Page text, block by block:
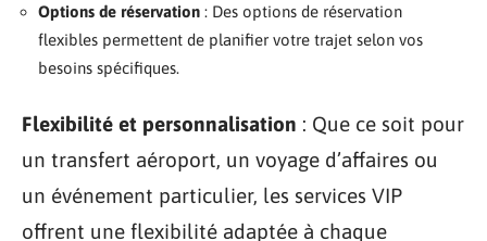
Options de réservation : Des options de réservation
flexibles permettent de planifier votre trajet selon vos
besoins spécifiques.
Flexibilité et personnalisation : Que ce soit pour
un transfert aéroport, un voyage d’affaires ou
un événement particulier, les services VIP
offrent une flexibilité adaptée à chaque